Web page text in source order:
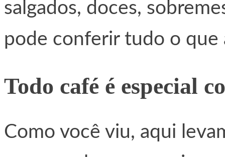
salgados, doces,
pode conferir tudo o
Todo café é especial
Como você viu, aqui